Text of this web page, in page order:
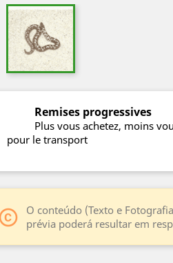
Remises progressives
Plus vous achetez, moins
pour le transport
O conteúdo (Texto e
prévia poderá resultar em